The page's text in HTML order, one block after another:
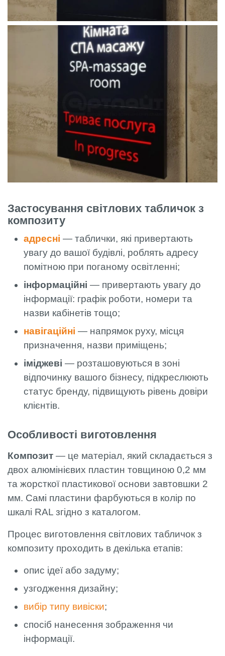
Застосування світлових табличок з
композиту
адресні — таблички, які привертають
увагу до вашої будівлі, роблять адресу
помітною при поганому освітленні;
інформаційні — привертають увагу до
інформації: графік роботи, номери та
назви кабінетів тощо;
навігаційні — напрямок руху, місця
призначення, назви приміщень;
іміджеві — розташовуються в зоні
відпочинку вашого бізнесу, підкреслюють
статус бренду, підвищують рівень довіри
клієнтів.
Особливості виготовлення
Композит — це матеріал, який складається з
двох алюмінієвих пластин товщиною 0,2 мм
та жорсткої пластикової основи завтовшки 2
мм. Самі пластини фарбуються в колір по
шкалі RAL згідно з каталогом.
Процес виготовлення світлових табличок з
композиту проходить в декілька етапів:
опис ідеї або задуму;
узгодження дизайну;
вибір типу вивіски;
спосіб нанесення зображення чи
інформації.